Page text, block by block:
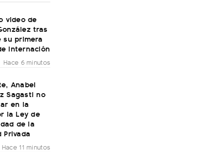
video de
tras
su primera
internación
Hace 6 minutos
Anabel
Sagasti no
en la
la Ley de
de la
Privada
Hace 11 minutos